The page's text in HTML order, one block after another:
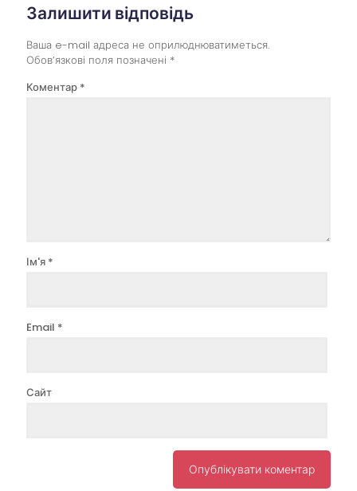
Залишити відповідь
Ваша e-mail адреса не оприлюднюватиметься.
Обов’язкові поля позначені *
Коментар *
Ім'я *
Email *
Сайт